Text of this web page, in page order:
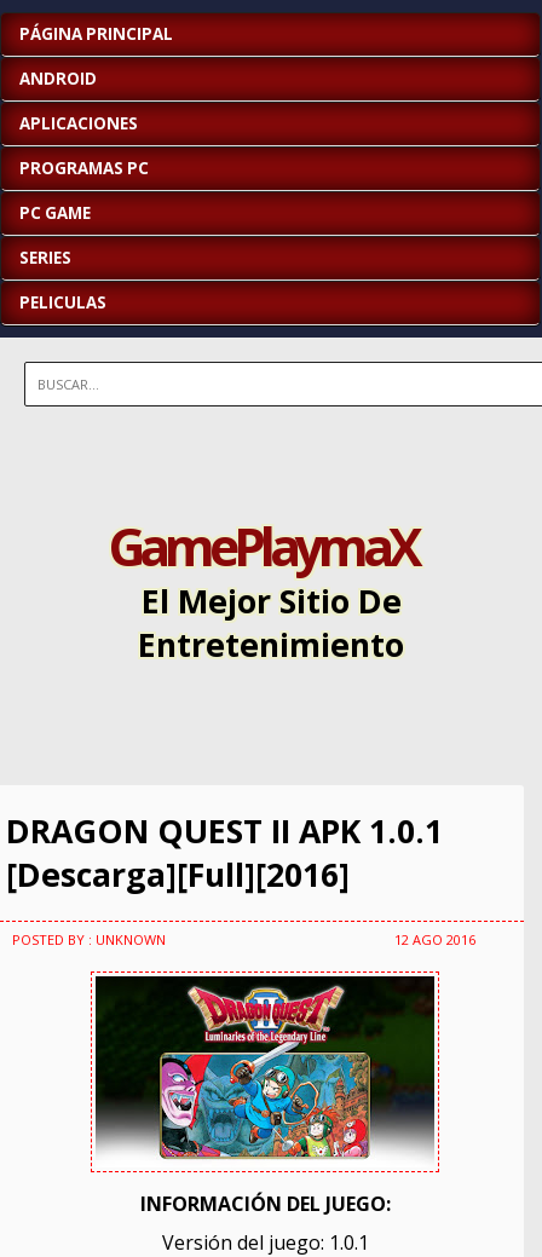
PÁGINA PRINCIPAL
ANDROID
APLICACIONES
PROGRAMAS PC
PC GAME
SERIES
PELICULAS
GamePlaymaX
El Mejor Sitio De
Entretenimiento
DRAGON QUEST II APK 1.0.1
[Descarga][Full][2016]
POSTED BY : UNKNOWN 12 AGO 2016
INFORMACIÓN DEL JUEGO:
Versión del juego: 1.0.1